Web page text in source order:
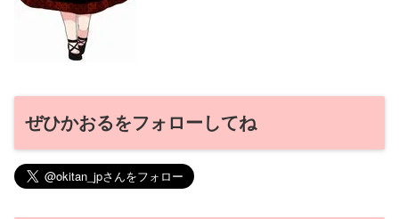
ぜひかおるをフォローしてね